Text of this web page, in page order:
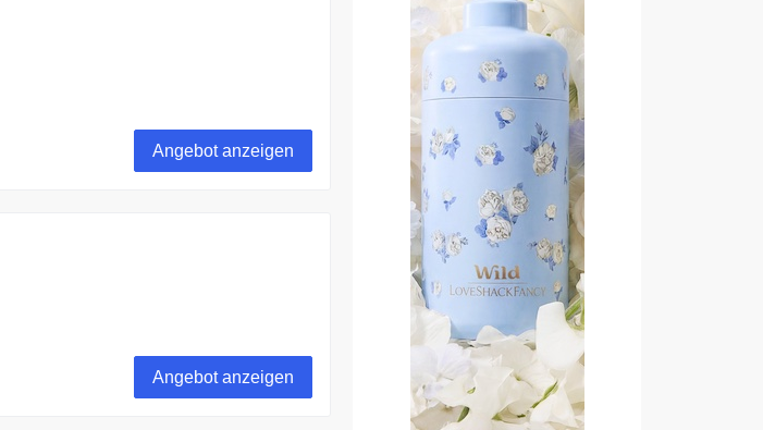
Angebot anzeigen
Angebot anzeigen